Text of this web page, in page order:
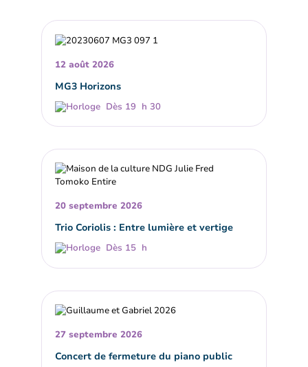
12 août 2026
MG3 Horizons
Dès 19 h 30
20 septembre 2026
Trio Coriolis : Entre lumière et vertige
Dès 15 h
27 septembre 2026
Concert de fermeture du piano public